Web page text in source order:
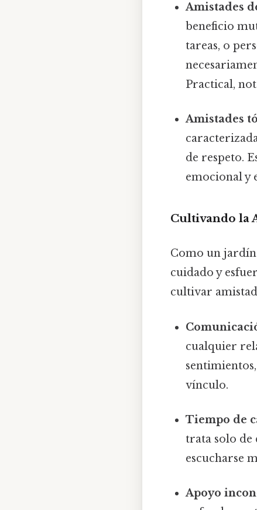
Amistades
beneficio
tareas, o
Practical,
Amistades
de respeto.
emocional y
Cultivando la
Como un jardín
cuidado y
cultivar
cualquier
vínculo.
Tiempo de
trata solo de
escucharse
Apoyo